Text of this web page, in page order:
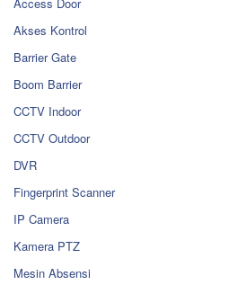
Akses Kontrol
Barrier Gate
Boom Barrier
CCTV Indoor
CCTV Outdoor
DVR
Fingerprint Scanner
IP Camera
Kamera PTZ
Mesin Absensi